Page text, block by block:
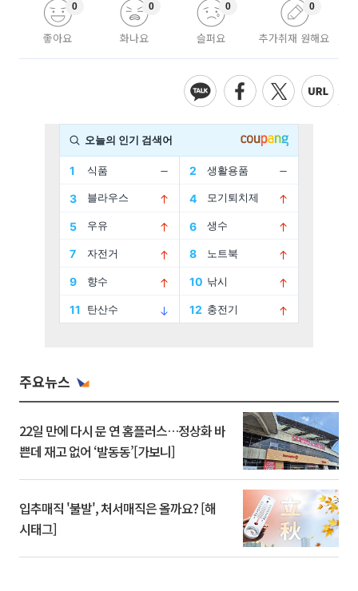
좋아요
0
화나요
0
슬퍼요
0
추가취재 원해요
0
주요뉴스
22일 만에 다시 문 연 홈플러스…정상화 바
쁜데 재고 없어 ‘발동동’[가보니]
입추매직 '불발', 처서매직은 올까요? [해
시태그]